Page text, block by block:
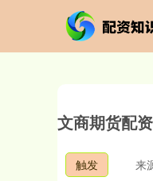
文商期货配
触发 来